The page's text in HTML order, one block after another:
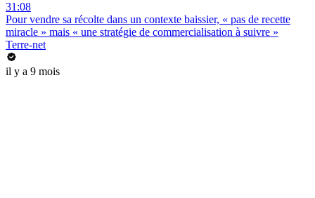
31:08
Pour vendre sa récolte dans un contexte baissier, « pas de recette
miracle » mais « une stratégie de commercialisation à suivre »
Terre-net
il y a 9 mois